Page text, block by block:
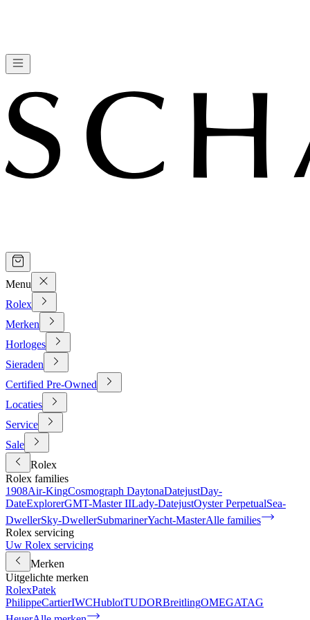
Menu
Rolex
Merken
Horloges
Sieraden
Certified Pre-Owned
Locaties
Service
Sale
Rolex
Rolex families
1908Air-KingCosmograph DaytonaDatejustDay-
DateExplorerGMT-Master IILady-DatejustOyster PerpetualSea-
DwellerSky-DwellerSubmarinerYacht-MasterAlle families
Rolex servicing
Uw Rolex servicing
Merken
Uitgelichte merken
RolexPatek
PhilippeCartierIWCHublotTUDORBreitlingOMEGATAG